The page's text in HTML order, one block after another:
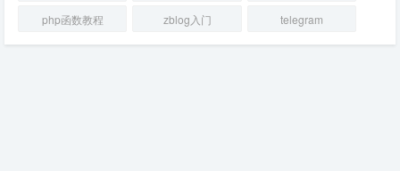
php函数教程
zblog入门 telegram